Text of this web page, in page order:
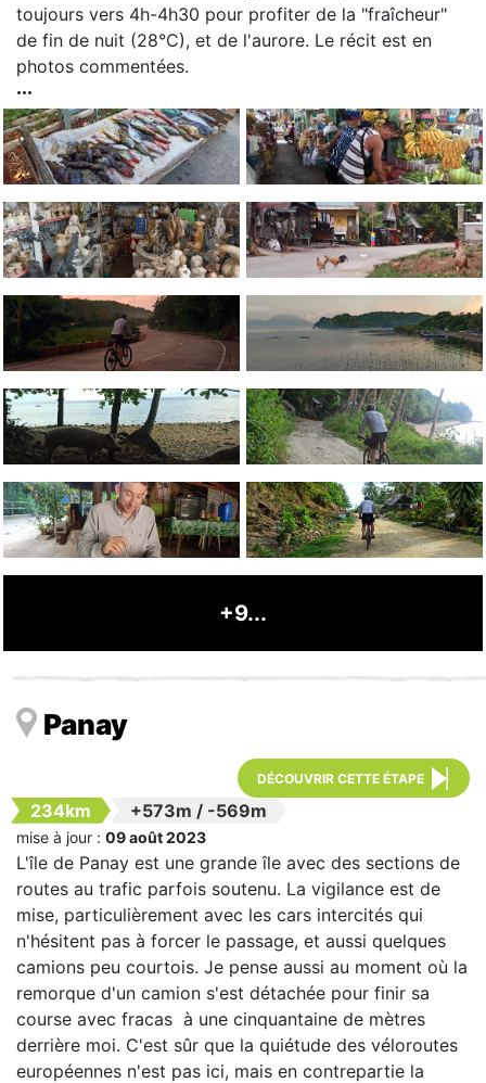
toujours vers 4h-4h30 pour profiter de la "fraîcheur"
de fin de nuit (28°C), et de l'aurore. Le récit est en
photos commentées.
+9...
Panay
DÉCOUVRIR CETTE ÉTAPE
234km +573m / -569m
mise à jour : 09 août 2023
L'île de Panay est une grande île avec des sections de
routes au trafic parfois soutenu. La vigilance est de
mise, particulièrement avec les cars intercités qui
n'hésitent pas à forcer le passage, et aussi quelques
camions peu courtois. Je pense aussi au moment où la
remorque d'un camion s'est détachée pour finir sa
course avec fracas à une cinquantaine de mètres
derrière moi. C'est sûr que la quiétude des véloroutes
européennes n'est pas ici, mais en contrepartie la